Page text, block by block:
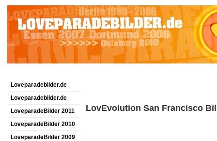
Loveparadebilder.de
Loveparadebilder.de
LoveparadeBilder 2011
LoveparadeBilder 2010
LoveparadeBilder 2009
LovEvolution San Francisco